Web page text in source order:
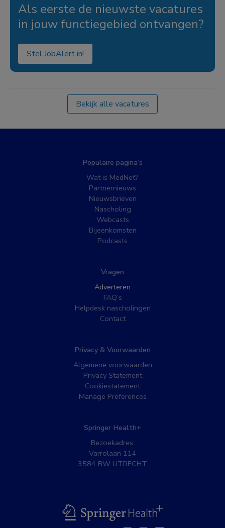
Als eerste de nieuwste vacatures
in jouw functiegebied ontvangen?
Stel JobAlert in!
Bekijk alle vacatures
Populaire pagina’s
Wat is MedNet?
Partnernieuws
Nieuwsbrieven
Nascholing
Webcasts
Bijeenkomsten
Podcasts
Vragen
Adverteren
FAQ’s
Helpdesk nascholingen
Contact
Privacy & Voorwaarden
Algemene voorwaarden
Privacy Statement
Cookiestatement
Manage Preferences
Springer Health+
Bezoekadres:
Varrolaan 114
3584 BW UTRECHT
BSL